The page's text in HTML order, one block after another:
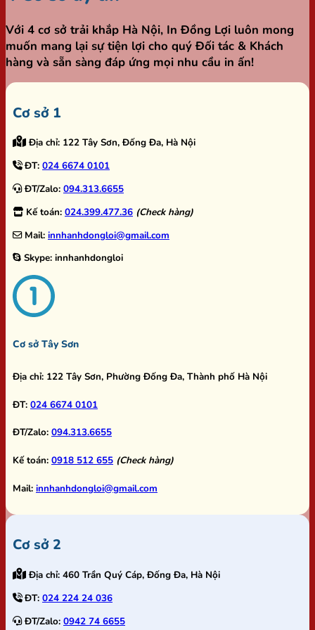
Với 4 cơ sở trải khắp Hà Nội, In Đồng Lợi luôn mong
muốn mang lại sự tiện lợi cho quý Đối tác & Khách
hàng và sẵn sàng đáp ứng mọi nhu cầu in ấn!
Cơ sở 1
Địa chỉ: 122 Tây Sơn, Đống Đa, Hà Nội
ĐT: 024 6674 0101
ĐT/Zalo: 094.313.6655
Kế toán: 024.399.477.36 (Check hàng)
Mail: innhanhdongloi@gmail.com
Skype: innhanhdongloi
Cơ sở Tây Sơn
Địa chỉ: 122 Tây Sơn, Phường Đống Đa, Thành phố Hà Nội
ĐT: 024 6674 0101
ĐT/Zalo: 094.313.6655
Kế toán: 0918 512 655 (Check hàng)
Mail: innhanhdongloi@gmail.com
Cơ sở 2
Địa chỉ: 460 Trần Quý Cáp, Đống Đa, Hà Nội
ĐT: 024 224 24 036
ĐT/Zalo: 0942 74 6655